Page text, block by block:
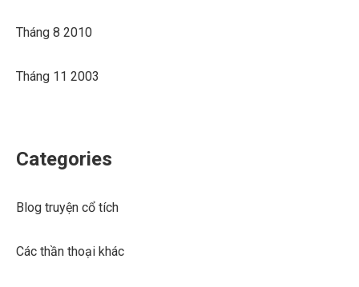
Tháng 8 2010
Tháng 11 2003
Categories
Blog truyện cổ tích
Các thần thoại khác